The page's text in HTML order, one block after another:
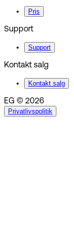
Pris
Support
Support
Kontakt salg
Kontakt salg
EG © 2026
Privatlivspolitik